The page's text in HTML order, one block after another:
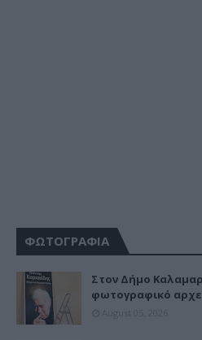
ΦΩΤΟΓΡΑΦΙΑ
Στον Δήμο
φωτογραφικό